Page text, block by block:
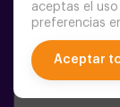
aceptas el uso
preferencias
Aceptar